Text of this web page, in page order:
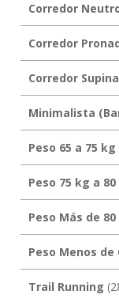
Corredor
Corredor
Corredor
Minimalista
Peso 65 a 75 kg
Peso 75 kg a
Peso Más de 80
Peso Menos de
Trail Running